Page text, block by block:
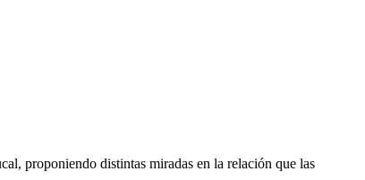
proponiendo distintas miradas en la relación que las